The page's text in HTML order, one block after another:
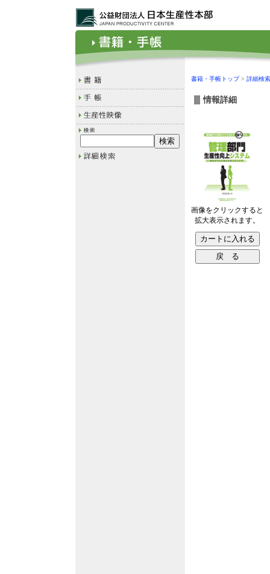
書籍・手帳トップ> 詳細検索
情報詳細
画像をクリックすると
拡大表示されます。